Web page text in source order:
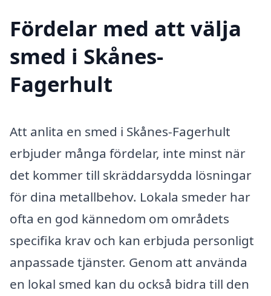
Fördelar med att välja
smed i Skånes-
Fagerhult
Att anlita en smed i Skånes-Fagerhult
erbjuder många fördelar, inte minst när
det kommer till skräddarsydda lösningar
för dina metallbehov. Lokala smeder har
ofta en god kännedom om områdets
specifika krav och kan erbjuda personligt
anpassade tjänster. Genom att använda
en lokal smed kan du också bidra till den